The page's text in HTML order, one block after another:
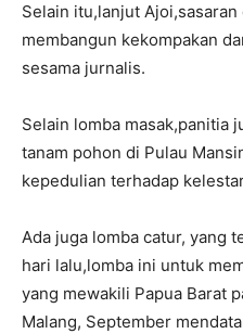
Selain itu,lanjut
membangun kekompakan
sesama jurnalis.
Selain lomba masak,panitia
tanam pohon di Pulau
kepedulian terhadap
Ada juga lomba catur, yang
hari lalu,lomba ini untuk
yang mewakili Papua Barat
Malang, September